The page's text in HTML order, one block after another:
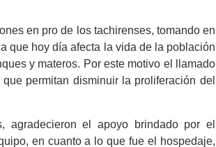
en pro de los tachirenses, tomando en
que hoy día afecta la vida de la población
y materos. Por este motivo el llamado
permitan disminuir la proliferación del
agradecieron el apoyo brindado por el
en cuanto a lo que fue el hospedaje,